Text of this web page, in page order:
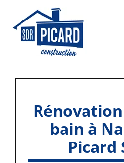
contenu
bain à
Picard